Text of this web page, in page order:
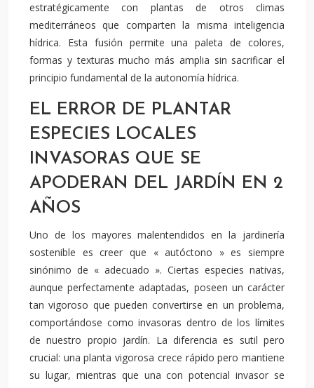
estratégicamente con plantas de otros climas
mediterráneos que comparten la misma inteligencia
hídrica. Esta fusión permite una paleta de colores,
formas y texturas mucho más amplia sin sacrificar el
principio fundamental de la autonomía hídrica.
EL ERROR DE PLANTAR
ESPECIES LOCALES
INVASORAS QUE SE
APODERAN DEL JARDÍN EN 2
AÑOS
Uno de los mayores malentendidos en la jardinería
sostenible es creer que « autóctono » es siempre
sinónimo de « adecuado ». Ciertas especies nativas,
aunque perfectamente adaptadas, poseen un carácter
tan vigoroso que pueden convertirse en un problema,
comportándose como invasoras dentro de los límites
de nuestro propio jardín. La diferencia es sutil pero
crucial: una planta vigorosa crece rápido pero mantiene
su lugar, mientras que una con potencial invasor se